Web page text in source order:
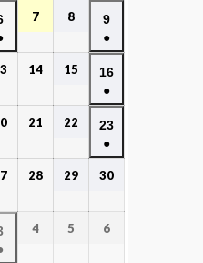
7 8
9
●
14 15
16
●
21 22
23
●
28 29 30
4 5 6